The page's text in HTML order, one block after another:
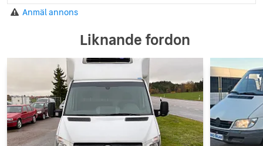
Anmäl annons
Liknande fordon